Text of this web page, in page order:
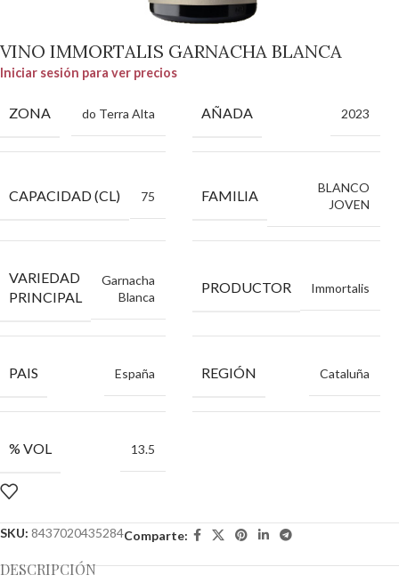
VINO IMMORTALIS GARNACHA BLANCA
Iniciar sesión para ver precios
ZONA do Terra Alta AÑADA 2023
CAPACIDAD (CL) 75 FAMILIA
BLANCO
JOVEN
VARIEDAD
PRINCIPAL
Garnacha
Blanca
PRODUCTOR Immortalis
PAIS España REGIÓN Cataluña
% VOL 13.5
SKU: 8437020435284Comparte:
DESCRIPCIÓN